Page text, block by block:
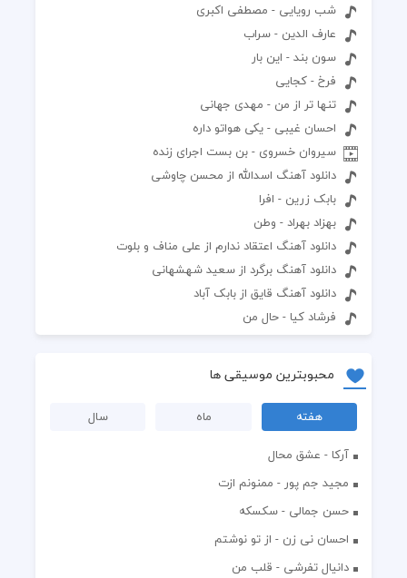
شب رویایی - مصطفی اکبری
عارف الدین - سراب
سون بند - این بار
فرخ - کجایی
تنها تر از من - مهدی جهانی
احسان غیبی - یکی هواتو داره
سیروان خسروی - بن بست اجرای زنده
دانلود آهنگ اسدالله از محسن چاوشی
بابک زرین - افرا
بهزاد بهراد - وطن
دانلود آهنگ اعتقاد ندارم از علی مناف و بلوت
دانلود آهنگ برگرد از سعید شهشهانی
دانلود آهنگ قایق از بابک آباد
فرشاد کیا - حال من
محبوبترین موسیقی ها
هفته ماه
سال
آرکا - عشق محال
مجید جم پور - ممنونم ازت
حسن جمالی - سکسکه
احسان نی زن - از تو نوشتم
دانیال تفرشی - قلب من